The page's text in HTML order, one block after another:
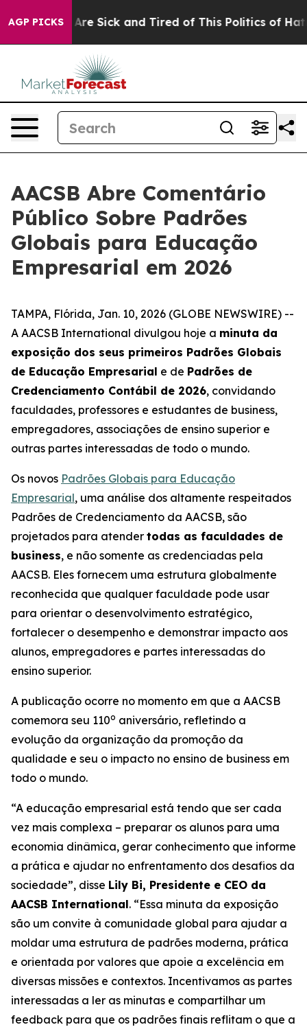
AGP PICKSAre Sick and Tired of This Politics of Hatred”
AACSB Abre Comentário
Público Sobre Padrões
Globais para Educação
Empresarial em 2026
TAMPA, Flórida, Jan. 10, 2026 (GLOBE NEWSWIRE) --
A AACSB International divulgou hoje a minuta da
exposição dos seus primeiros Padrões Globais
de Educação Empresarial e de Padrões de
Credenciamento Contábil de 2026, convidando
faculdades, professores e estudantes de business,
empregadores, associações de ensino superior e
outras partes interessadas de todo o mundo.
Os novos Padrões Globais para Educação
Empresarial, uma análise dos altamente respeitados
Padrões de Credenciamento da AACSB, são
projetados para atender todas as faculdades de
business, e não somente as credenciadas pela
AACSB. Eles fornecem uma estrutura globalmente
reconhecida que qualquer faculdade pode usar
para orientar o desenvolvimento estratégico,
fortalecer o desempenho e demonstrar impacto aos
alunos, empregadores e partes interessadas do
ensino superior.
A publicação ocorre no momento em que a AACSB
comemora seu 110o aniversário, refletindo a
evolução da organização da promoção da
qualidade e seu o impacto no ensino de business em
todo o mundo.
“A educação empresarial está tendo que ser cada
vez mais complexa – preparar os alunos para uma
economia dinâmica, gerar conhecimento que informe
a prática e ajudar no enfrentamento dos desafios da
sociedade”, disse Lily Bi, Presidente e CEO da
AACSB International. “Essa minuta da exposição
são um convite à comunidade global para ajudar a
moldar uma estrutura de padrões moderna, prática
e orientada por valores que apoie a excelência em
diversas missões e contextos. Incentivamos as partes
interessadas a ler as minutas e compartilhar um
feedback para que os padrões finais reflitam o que a